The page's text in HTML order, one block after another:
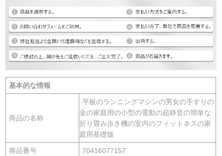
基本的な情報
商品の名称
平板のランニングマシンの男女の手すりの
金の家庭用の小型の電動の超静音の簡単な
折り畳み歩き機の室内のフィットネスの家
庭用基礎版
商品番号 70416077157